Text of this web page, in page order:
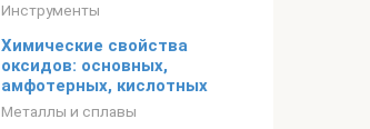
Инструменты
Химические свойства
оксидов: основных,
амфотерных, кислотных
Металлы и сплавы